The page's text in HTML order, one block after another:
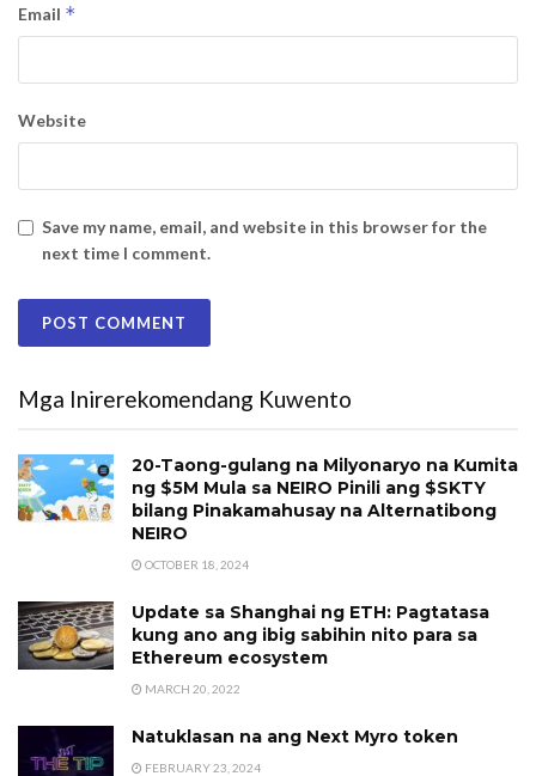
Email *
Website
Save my name, email, and website in this browser for the
next time I comment.
Mga Inirerekomendang Kuwento
20-Taong-gulang na Milyonaryo na Kumita
ng $5M ​​Mula sa NEIRO Pinili ang $SKTY
bilang Pinakamahusay na Alternatibong
NEIRO
OCTOBER 18, 2024
Update sa Shanghai ng ETH: Pagtatasa
kung ano ang ibig sabihin nito para sa
Ethereum ecosystem
MARCH 20, 2022
Natuklasan na ang Next Myro token
FEBRUARY 23, 2024